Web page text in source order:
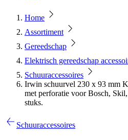
Home
Assortiment
Gereedschap
Elektrisch gereedschap
Schuuraccessoires
Irwin schuurvel 230 x 93 mm
met perforatie voor Bosch,
stuks.
Schuuraccessoires